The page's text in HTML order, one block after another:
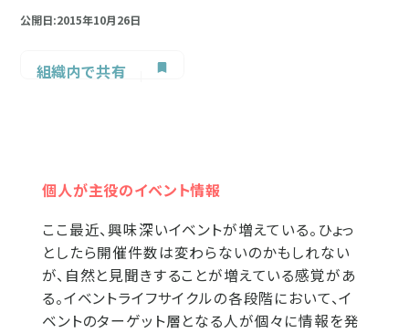
公開日:2015年10月26日
組織内で共有
個人が主役のイベント情報
ここ最近、興味深いイベントが増えている。ひょっ
としたら開催件数は変わらないのかもしれない
が、自然と見聞きすることが増えている感覚があ
る。イベントライフサイクルの各段階において、イ
ベントのターゲット層となる人が個々に情報を発